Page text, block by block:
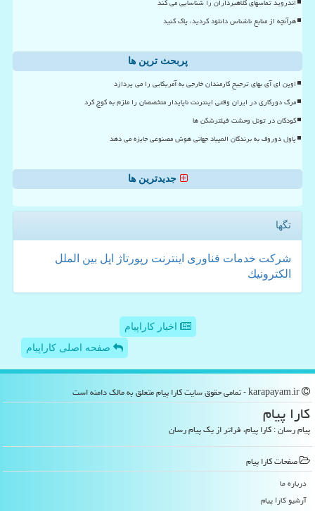
هرآنچه از منابع ناشناس دانلود کردید، پاک کنید
پربحث ترین ها
اوپن ای آی بهای ترجیح کارمندان خارجی به آمریکایی را می پردازد
مرگ دورکاری در ایران وقتی اینترنت ناپایدار متخصصان را ملزم به کوچ کرد
کودکان در تونل وحشت فیلترشکن ها
پاول دوروف به برندگان المپیاد جهانی هوش مصنوعی جایزه می دهد
جدیدترین ها
تگها
شركت خدمات فناوری اینترنت رپورتاژ اپل بین الملل
الكترونیك
اخبار کاراپیام
صفحه اصلی کاراپیام
كارا پیام
پیام رسان : کارا پیام، فراتر از یک پیام رسان
صفحات كارا پیام
درباره ما
آرشیو كارا پیام